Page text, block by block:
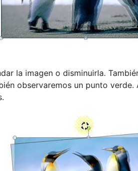
la imagen o disminuirla.
observaremos un punto